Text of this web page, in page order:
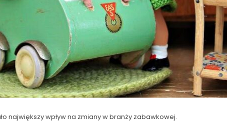
największy wpływ na zmiany w branży zabawkowej.